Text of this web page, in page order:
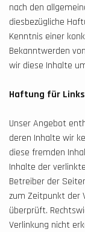
nach den
diesbezügliche
Kenntnis einer
Bekanntwerden
wir diese Inhalte
Haftung für Links
Unser Angebot
deren Inhalte wir
diese fremden
Inhalte der
Betreiber der
zum Zeitpunkt der
überprüft.
Verlinkung nicht